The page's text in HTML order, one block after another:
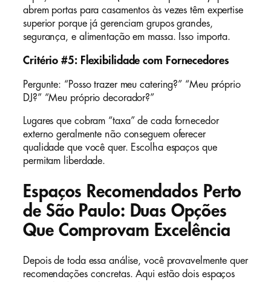
abrem portas para casamentos às vezes têm expertise
superior porque já gerenciam grupos grandes,
segurança, e alimentação em massa. Isso importa.
Critério #5: Flexibilidade com Fornecedores
Pergunte: “Posso trazer meu catering?” “Meu próprio
DJ?” “Meu próprio decorador?”
Lugares que cobram “taxa” de cada fornecedor
externo geralmente não conseguem oferecer
qualidade que você quer. Escolha espaços que
permitam liberdade.
Espaços Recomendados Perto
de São Paulo: Duas Opções
Que Comprovam Excelência
Depois de toda essa análise, você provavelmente quer
recomendações concretas. Aqui estão dois espaços